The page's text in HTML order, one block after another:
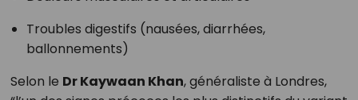
Troubles digestifs (nausées, diarrhées,
ballonnements)
Selon le Dr Kaywaan Khan, généraliste à Londres,